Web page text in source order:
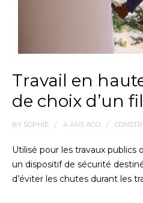
Travail en
de choix d’un
BY SOPHIE 4 ANS AGO
Utilisé pour les travaux
un dispositif de sécurité
d’éviter les chutes durant les